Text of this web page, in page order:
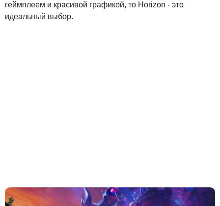
геймплеем и красивой графикой, то Horizon - это
идеальный выбор.